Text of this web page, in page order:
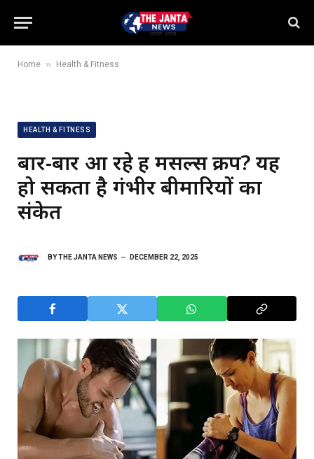
Home » Health & Fitness
HEALTH & FITNESS
बार-बार आ रहे हैं मसल्स क्रैंप? यह
हो सकता है गंभीर बीमारियों का
संकेत
BYTHE JANTA NEWS DECEMBER 22, 2025